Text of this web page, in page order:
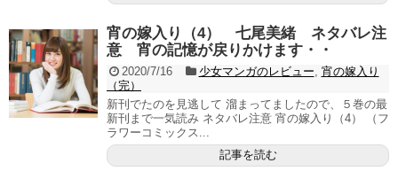
宵の嫁入り（4） 七尾美緒 ネタバレ注
意 宵の記憶が戻りかけます・・
2020/7/16 少女マンガのレビュー, 宵の嫁入り
（完）
新刊でたのを見逃して 溜まってましたので、５巻の最
新刊まで一気読み ネタバレ注意 宵の嫁入り（4） （フ
ラワーコミックス...
記事を読む